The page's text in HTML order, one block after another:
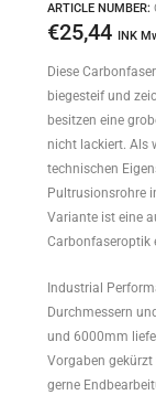
ARTICLE NUMBER:
€25,44 INK
Diese
biegesteif und
besitzen eine
nicht lackiert. Als
technischen
Pultrusionsrohre
Variante ist eine
Carbonfaseroptik
Industrial
Durchmessern
und 6000mm
Vorgaben gekürzt
gerne